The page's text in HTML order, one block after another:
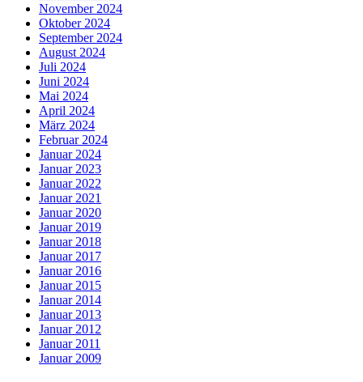
November 2024
Oktober 2024
September 2024
August 2024
Juli 2024
Juni 2024
Mai 2024
April 2024
März 2024
Februar 2024
Januar 2024
Januar 2023
Januar 2022
Januar 2021
Januar 2020
Januar 2019
Januar 2018
Januar 2017
Januar 2016
Januar 2015
Januar 2014
Januar 2013
Januar 2012
Januar 2011
Januar 2009